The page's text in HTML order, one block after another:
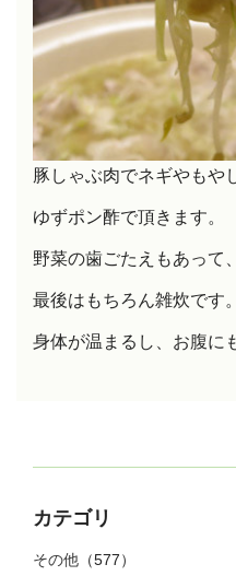
豚しゃぶ肉でネギやもや
ゆずポン酢で頂きます。
野菜の歯ごたえもあって
最後はもちろん雑炊です。
身体が温まるし、お腹に
カテゴリ
その他 （577）